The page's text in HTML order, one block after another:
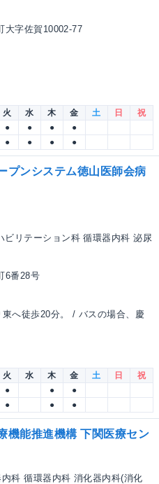
大字佐賀10002-77
火 水 木 金 土 日
祝
● ● ●
●
● ● ● ●
プンシステム徳山医師会病
ビリテーション科 循環器内科 泌尿
6番28号
へ徒歩20分。 / バスの場合、慶
火 水 木 金 土 日
祝
● ●
●
● ● ●
機能推進機構 下関医療セン
科 循環器内科 消化器内科(消化